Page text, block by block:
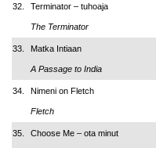
32. Terminator – tuhoaja
The Terminator
33. Matka Intiaan
A Passage to India
34. Nimeni on Fletch
Fletch
35. Choose Me – ota minut